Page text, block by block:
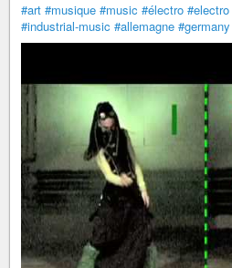
#art #musique #music #électro #electro
#industrial-music #allemagne #germany